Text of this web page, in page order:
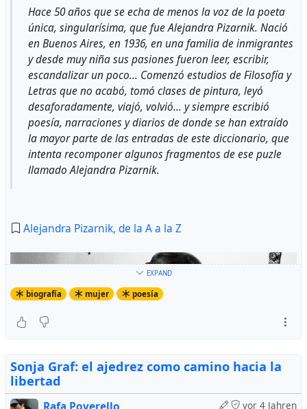
Hace 50 años que se echa de menos la voz de la poeta
única, singularísima, que fue Alejandra Pizarnik. Nació
en Buenos Aires, en 1936, en una familia de inmigrantes
y desde muy niña sus pasiones fueron leer, escribir,
escandalizar un poco... Comenzó estudios de Filosofía y
Letras que no acabó, tomó clases de pintura, leyó
desaforadamente, viajó, volvió… y siempre escribió
poesía, narraciones y diarios de donde se han extraído
la mayor parte de las entradas de este diccionario, que
intenta recomponer algunos fragmentos de ese puzle
llamado Alejandra Pizarnik.
Alejandra Pizarnik, de la A a la Z
EXPAND
biografía mujer poesía
Sonja Graf: el ajedrez como camino hacia la
libertad
vor 4 Jahren